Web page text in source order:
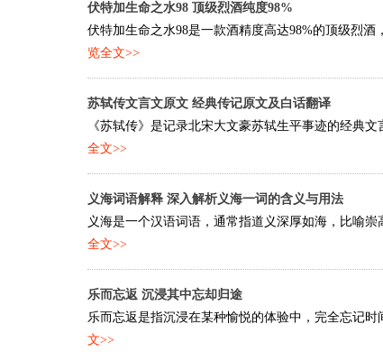
伏特加生命之水98 顶级烈酒纯度98%
伏特加生命之水98是一款酒精度高达98%的顶级烈
览全文>>
苏轼传文言文原文 经典传记原文及白话翻译
《苏轼传》是记录北宋大文豪苏轼生平事迹的经典
全文>>
义海词语解释 深入解析义海一词的含义与用法
义海是一个汉语词语，通常指道义深厚如海，比喻
全文>>
乐而忘返 沉浸其中忘却归途
乐而忘返是指沉浸在某种愉悦的体验中，完全忘记
文>>